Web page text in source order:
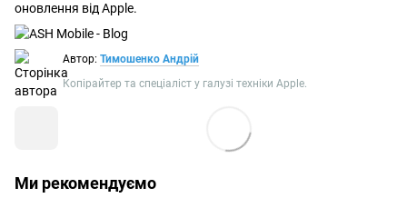
оновлення від Apple.
Автор: Тимошенко Андрій
Копірайтер та спеціаліст у галузі техніки Apple.
Ми рекомендуємо